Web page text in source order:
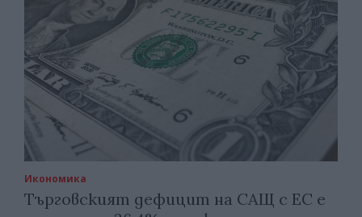
Икономика
Търговският дефицит на САЩ с ЕС е